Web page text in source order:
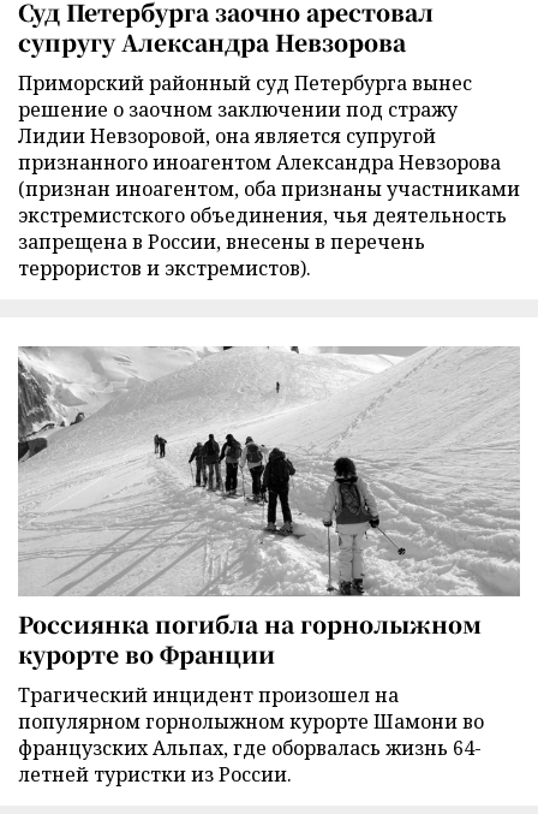
Суд Петербурга заочно арестовал
супругу Александра Невзорова
Приморский районный суд Петербурга вынес
решение о заочном заключении под стражу
Лидии Невзоровой, она является супругой
признанного иноагентом Александра Невзорова
(признан иноагентом, оба признаны участниками
экстремистского объединения, чья деятельность
запрещена в России, внесены в перечень
террористов и экстремистов).
Россиянка погибла на горнолыжном
курорте во Франции
Трагический инцидент произошел на
популярном горнолыжном курорте Шамони во
французских Альпах, где оборвалась жизнь 64-
летней туристки из России.